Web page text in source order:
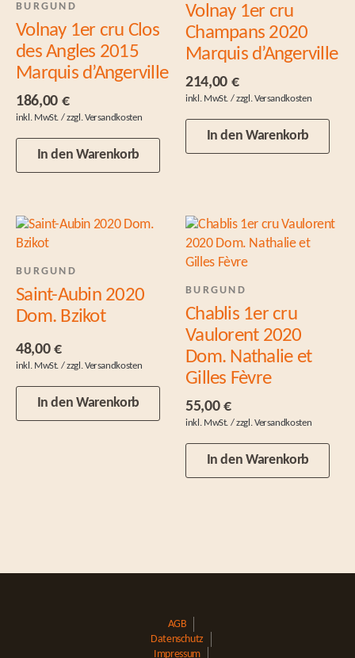
BURGUND
Volnay 1er cru Clos
des Angles 2015
Marquis d’Angerville
186,00 €
In den Warenkorb
Volnay 1er cru
Champans 2020
Marquis d’Angerville
214,00 €
In den Warenkorb
BURGUND
Saint-Aubin 2020
Dom. Bzikot
48,00 €
In den Warenkorb
BURGUND
Chablis 1er cru
Vaulorent 2020
Dom. Nathalie et
Gilles Fèvre
55,00 €
In den Warenkorb
AGB
Datenschutz
Impressum